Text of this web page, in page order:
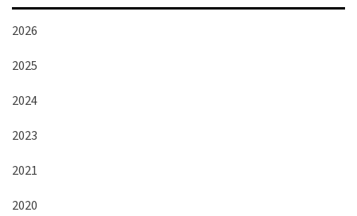
2026
2025
2024
2023
2021
2020